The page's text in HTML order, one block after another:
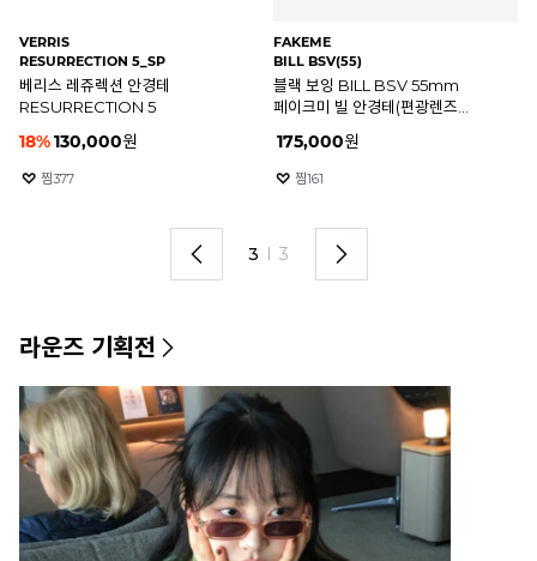
VERRIS
RESURRECTION 5_SP
베리스 레쥬렉션 안경테
RESURRECTION 5
18%130,000원
찜377
FAKEME
BILL BSV(55)
블랙 보잉 BILL BSV 55mm
페이크미 빌 안경테(편광렌즈
175,000원
찜161
3 3
라운즈 기획전